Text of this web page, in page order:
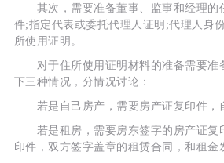
其次，需要准备董事、监事和经理的
件;指定代表或委托代理人证明;代理人身
所使用证明。
对于住所使用证明材料的准备需要准
下三种情况，分情况讨论：
若是自己房产，需要房产证复印件，
若是租房，需要房东签字的房产证复
印件，双方签字盖章的租赁合同，和租金